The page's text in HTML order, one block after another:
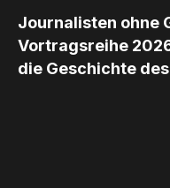
Journalisten ohne
Vortragsreihe
die Geschichte